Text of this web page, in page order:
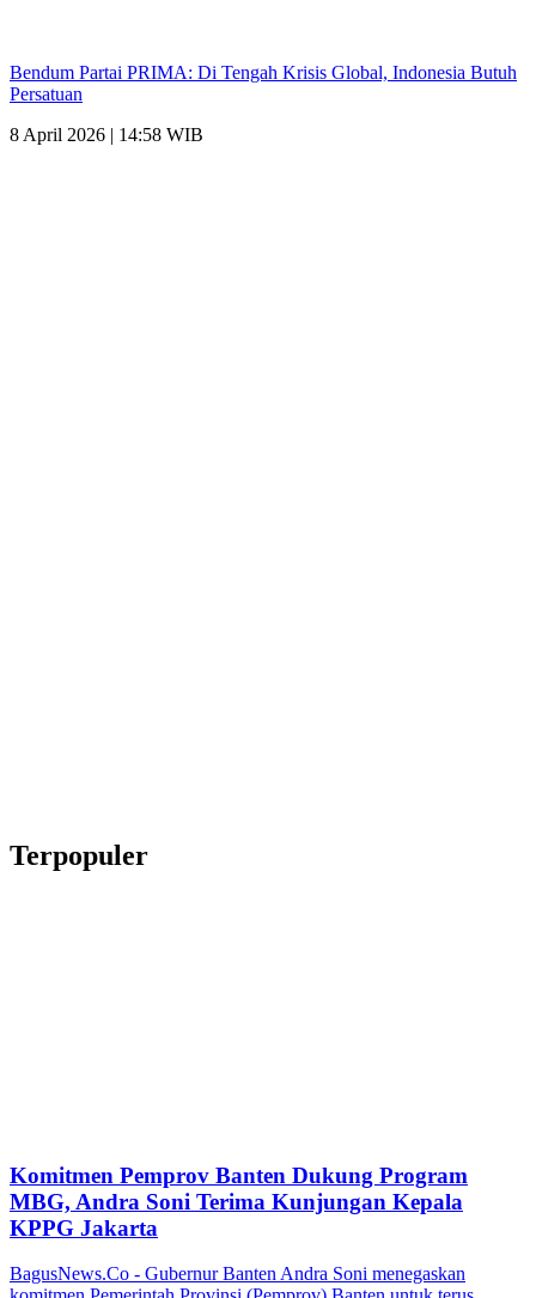
Bendum Partai PRIMA: Di Tengah Krisis Global, Indonesia Butuh
Persatuan
8 April 2026 | 14:58 WIB
Terpopuler
Komitmen Pemprov Banten Dukung Program
MBG, Andra Soni Terima Kunjungan Kepala
KPPG Jakarta
BagusNews.Co - Gubernur Banten Andra Soni menegaskan